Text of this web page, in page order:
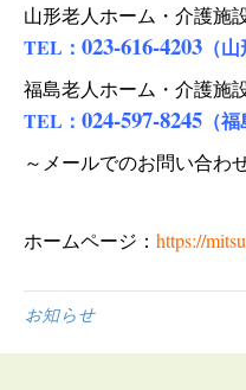
山形老人ホーム・介護施
TEL： 023-616-4203 （
福島老人ホーム・介護施
TEL： 024-597-8245 （
～メールでのお問い合わ
ホームページ： https://
お知らせ